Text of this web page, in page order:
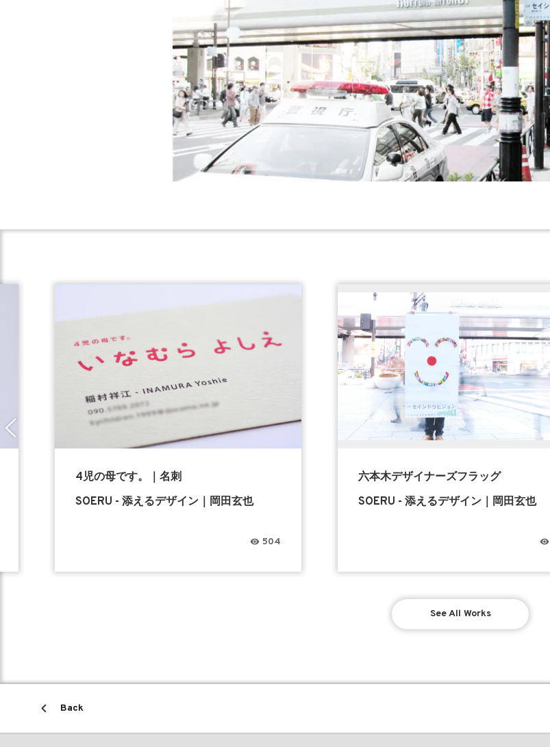
4児の母です。｜名刺
SOERU - 添えるデザイン｜岡田玄也
504
六本木デザイナーズフラッグ
SOERU - 添えるデザイン｜岡田玄也
See All Works
Back